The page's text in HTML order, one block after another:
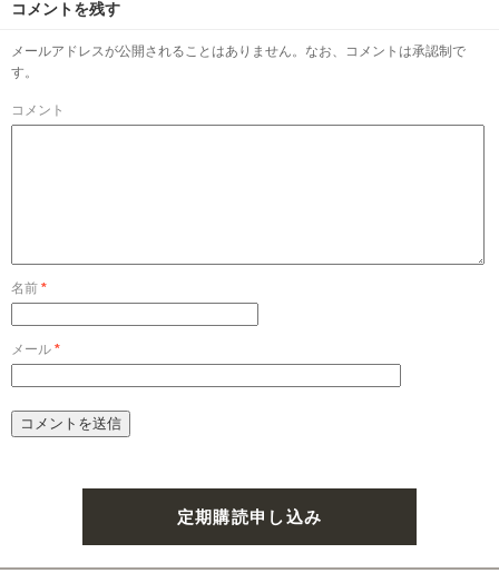
コメントを残す
メールアドレスが公開されることはありません。なお、コメントは承認制で
す。
コメント
名前 *
メール *
定期購読申し込み